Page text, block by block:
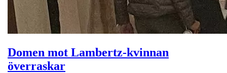
Domen mot Lambertz-kvinnan
överraskar